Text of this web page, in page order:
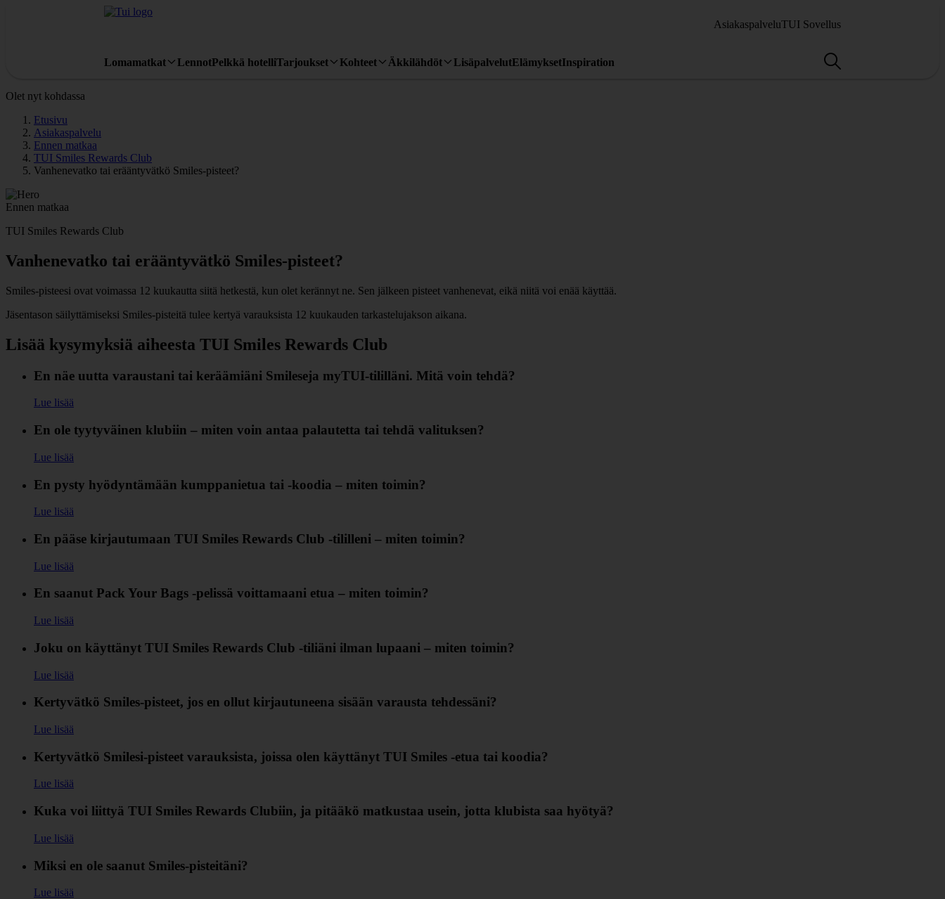
AsiakaspalveluTUI Sovellus
Lomamatkat LennotPelkkä hotelliTarjoukset Kohteet Äkkilähdöt LisäpalvelutElämyksetInspiration
Olet nyt kohdassa
Etusivu
Asiakaspalvelu
Ennen matkaa
TUI Smiles Rewards Club
Vanhenevatko tai erääntyvätkö Smiles-pisteet?
Ennen matkaa
TUI Smiles Rewards Club
Vanhenevatko tai erääntyvätkö Smiles-pisteet?
Smiles-pisteesi ovat voimassa 12 kuukautta siitä hetkestä, kun olet kerännyt ne. Sen jälkeen pisteet vanhenevat, eikä niitä voi enää käyttää.
Jäsentason säilyttämiseksi Smiles-pisteitä tulee kertyä varauksista 12 kuukauden tarkastelujakson aikana.
Lisää kysymyksiä aiheesta TUI Smiles Rewards Club
En näe uutta varaustani tai keräämiäni Smileseja myTUI‑tililläni. Mitä voin tehdä?
Lue lisää
En ole tyytyväinen klubiin – miten voin antaa palautetta tai tehdä valituksen?
Lue lisää
En pysty hyödyntämään kumppanietua tai ‑koodia – miten toimin?
Lue lisää
En pääse kirjautumaan TUI Smiles Rewards Club ‑tililleni – miten toimin?
Lue lisää
En saanut Pack Your Bags ‑pelissä voittamaani etua – miten toimin?
Lue lisää
Joku on käyttänyt TUI Smiles Rewards Club ‑tiliäni ilman lupaani – miten toimin?
Lue lisää
Kertyvätkö Smiles-pisteet, jos en ollut kirjautuneena sisään varausta tehdessäni?
Lue lisää
Kertyvätkö Smilesi-pisteet varauksista, joissa olen käyttänyt TUI Smiles ‑etua tai koodia?
Lue lisää
Kuka voi liittyä TUI Smiles Rewards Clubiin, ja pitääkö matkustaa usein, jotta klubista saa hyötyä?
Lue lisää
Miksi en ole saanut Smiles-pisteitäni?
Lue lisää